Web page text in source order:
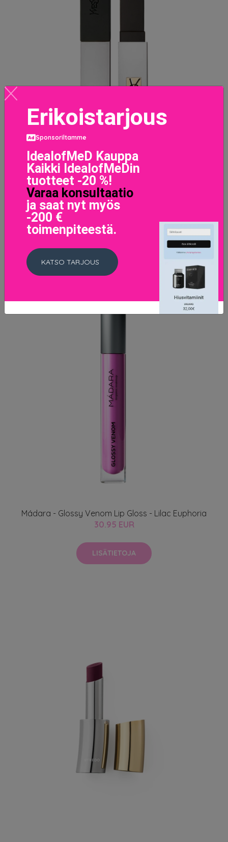
Rouge Pur Couture The Slim Sheer Matte Lipstick 103
Orange Provocant
40 EUR
Mádara - Glossy Venom Lip Gloss - Lilac Euphoria
30.95 EUR
LISÄTIETOJA
Erikoistarjous
Sponsoriltamme
IdealofMeD Kauppa
Kaikki IdealofMeDin
tuotteet -20 %!
Varaa konsultaatio
ja saat nyt myös
-200 €
toimenpiteestä.
KATSO TARJOUS